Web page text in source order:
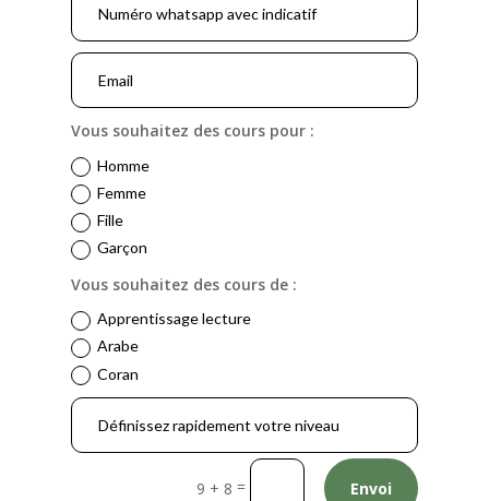
Vous souhaitez des cours pour :
Homme
Femme
Fille
Garçon
Vous souhaitez des cours de :
Apprentissage lecture
Arabe
Coran
9 + 8 = Envoi